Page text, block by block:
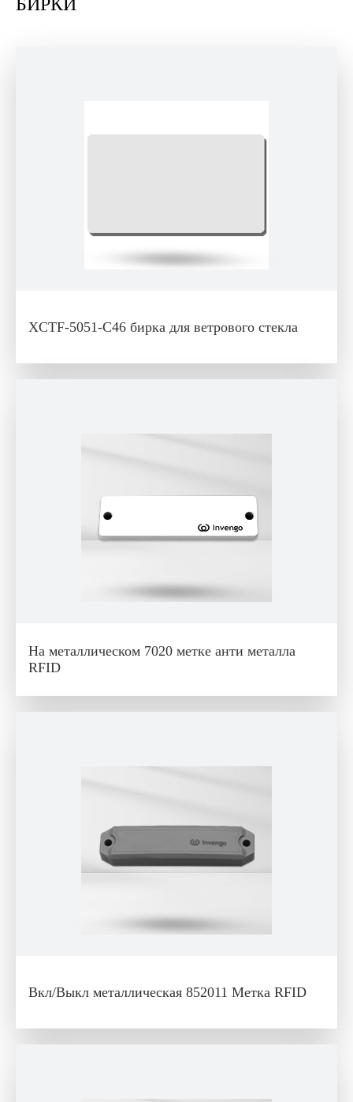
БИРКИ
XCTF-5051-C46 бирка для ветрового стекла
На металлическом 7020 метке анти металла
RFID
Вкл/Выкл металлическая 852011 Метка RFID